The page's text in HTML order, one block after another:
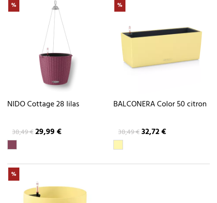
%
NIDO Cottage 28 lilas
38,49 €29,99 €
%
BALCONERA Color 50 citron
38,49 €32,72 €
%